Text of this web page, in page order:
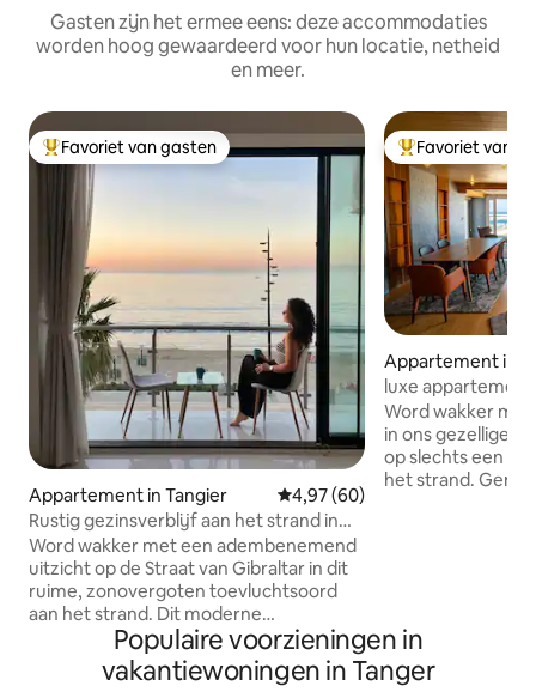
Gasten zijn het ermee eens: deze accommodaties
worden hoog gewaardeerd voor hun locatie, netheid
en meer.
Topfavoriet van gasten
Favoriet van gasten
Appartement in Tangier Gemiddelde beoordeling van
4,97 (60)
Rustig gezinsverblijf aan het strand in
het stadscentrum
Word wakker met een adembenemend
uitzicht op de Straat van Gibraltar in dit
ruime, zonovergoten toevluchtsoord
aan het strand. Dit moderne
appartement met 2 slaapkamers is
onlangs gerenoveerd (in 2025) en biedt
een rustige ontsnapping aan de
Topfavoriet van
Favoriet van
Appartement in
luxe
Word wakker
in ons gezellige
op slechts een
het strand.
tijdens je verblijf.
detail en zullen
om je te helpen
Populaire voorzieningen in
vakantiewoningen in Tanger